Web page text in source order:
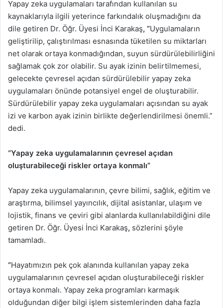
Yapay zeka uygulamaları tarafından kullanılan su
kaynaklarıyla ilgili yeterince farkındalık oluşmadığını da
dile getiren Dr. Öğr. Üyesi İnci Karakaş, “Uygulamaların
geliştirilip, çalıştırılması esnasında tüketilen su miktarları
net olarak ortaya konmadığından, suyun sürdürülebilirliğini
sağlamak çok zor olabilir. Su ayak izinin belirtilmemesi,
gelecekte çevresel açıdan sürdürülebilir yapay zeka
uygulamaları önünde potansiyel engel de oluşturabilir.
Sürdürülebilir yapay zeka uygulamaları açısından su ayak
izi ve karbon ayak izinin birlikte değerlendirilmesi önemli.”
dedi.
“Yapay zeka uygulamalarının çevresel açıdan
oluşturabileceği riskler ortaya konmalı”
Yapay zeka uygulamalarının, çevre bilimi, sağlık, eğitim ve
araştırma, bilimsel yayıncılık, dijital asistanlar, ulaşım ve
lojistik, finans ve çeviri gibi alanlarda kullanılabildiğini dile
getiren Dr. Öğr. Üyesi İnci Karakaş, sözlerini şöyle
tamamladı.
“Hayatımızın pek çok alanında kullanılan yapay zeka
uygulamalarının çevresel açıdan oluşturabileceği riskler
ortaya konmalı. Yapay zeka programları karmaşık
olduğundan diğer bilgi işlem sistemlerinden daha fazla